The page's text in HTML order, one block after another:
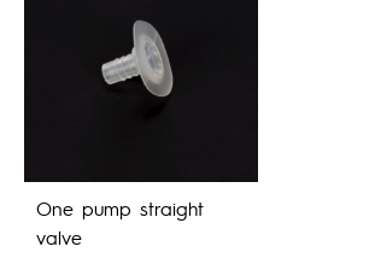
One pump straight
valve